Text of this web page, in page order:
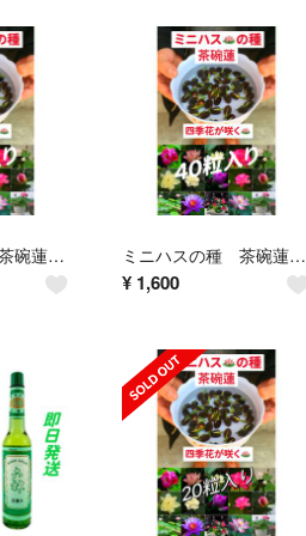
ミニハスの種 茶碗蓮 ハスの種 混色屋内外植付け可能 お得な値段設定 40粒入り ミニハスの種 茶碗蓮 ハスの種 混色屋内外植付け可能 お得な値段設定 40粒入り
¥ 1,600